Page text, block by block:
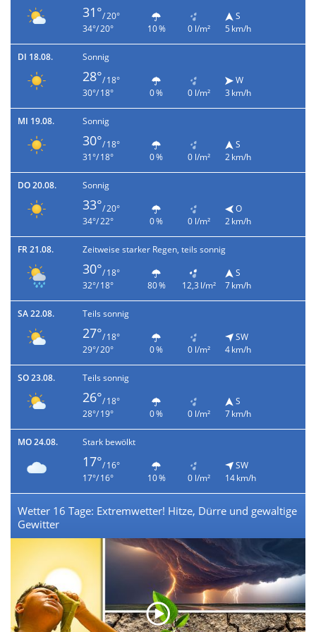
31°/ 20°
34°/ 20°
10 % 0 l/m²
S
5 km/h
DI 18.08. Sonnig
28°/ 18°
30°/ 18°
0 % 0 l/m²
W
3 km/h
MI 19.08. Sonnig
30°/ 18°
31°/ 18°
0 % 0 l/m²
S
2 km/h
DO 20.08. Sonnig
33°/ 20°
34°/ 22°
0 % 0 l/m²
O
2 km/h
FR 21.08. Zeitweise starker Regen, teils sonnig
30°/ 18°
32°/ 18°
80 % 12,3 l/m²
S
7 km/h
SA 22.08. Teils sonnig
27°/ 18°
29°/ 20°
0 % 0 l/m²
SW
4 km/h
SO 23.08. Teils sonnig
26°/ 18°
28°/ 19°
0 % 0 l/m²
S
7 km/h
MO 24.08. Stark bewölkt
17°/ 16°
17°/ 16°
10 % 0 l/m²
SW
14 km/h
Wetter 16 Tage: Extremwetter! Hitze, Dürre und gewaltige
Gewitter